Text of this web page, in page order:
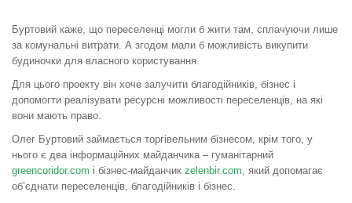
Буртовий каже, що переселенці могли б жити там, сплачуючи лише
за комунальні витрати. А згодом мали б можливість викупити
будиночки для власного користування.
Для цього проекту він хоче залучити благодійників, бізнес і
допомогти реалізувати ресурсні можливості переселенців, на які
вони мають право.
Олег Буртовий займається торгівельним бізнесом, крім того, у
нього є два інформаційних майданчика – гуманітарний
greencoridor.com і бізнес-майданчик zelenbir.com, який допомагає
об’єднати переселенців, благодійників і бізнес.